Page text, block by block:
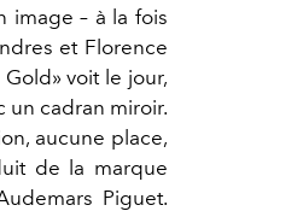
image – à la fois
et Florence
voit le jour,
un cadran miroir.
aucune place,
de la marque
Piguet.